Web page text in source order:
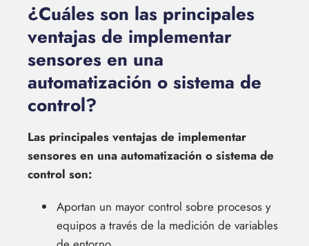
¿Cuáles son las principales
ventajas de implementar
sensores en una
automatización o sistema de
control?
Las principales ventajas de implementar
sensores en una automatización o sistema de
control son:
Aportan un mayor control sobre procesos y
equipos a través de la medición de variables